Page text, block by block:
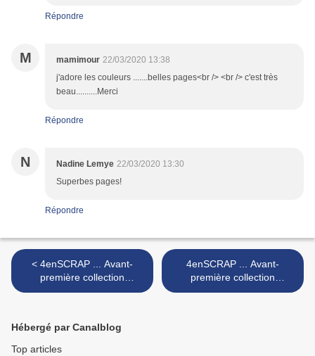
Répondre
M mamimour 22/03/2020 13:38
j'adore les couleurs .......belles pages<br /> <br /> c'est très
beau..........Merci
Répondre
N Nadine Lemye 22/03/2020 13:30
Superbes pages!
Répondre
< 4enSCRAP ... Avant-
première collection
"Printemps 2020" ... Jour #4
4enSCRAP ... Avant-
première collection
"Printemps 2020" ... Jour #6
Hébergé par Canalblog
Top articles